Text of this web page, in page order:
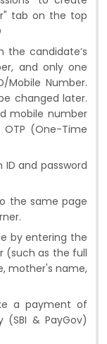
tab on the top
the candidate’s
and only one
Number.
changed later.
mobile number
(One-Time
and password
the same page
by entering the
(such as the full
mother's name,
a payment of
(SBI & PayGov)